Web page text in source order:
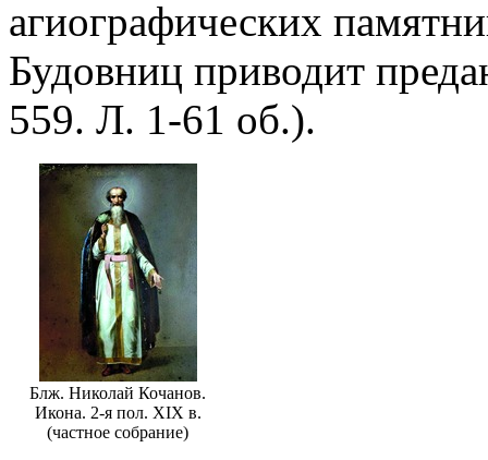
агиографических
Будовниц приводит
559. Л. 1-61 об.).
Блж. Николай Кочанов.
Икона. 2-я пол. XIX в.
(частное собрание)